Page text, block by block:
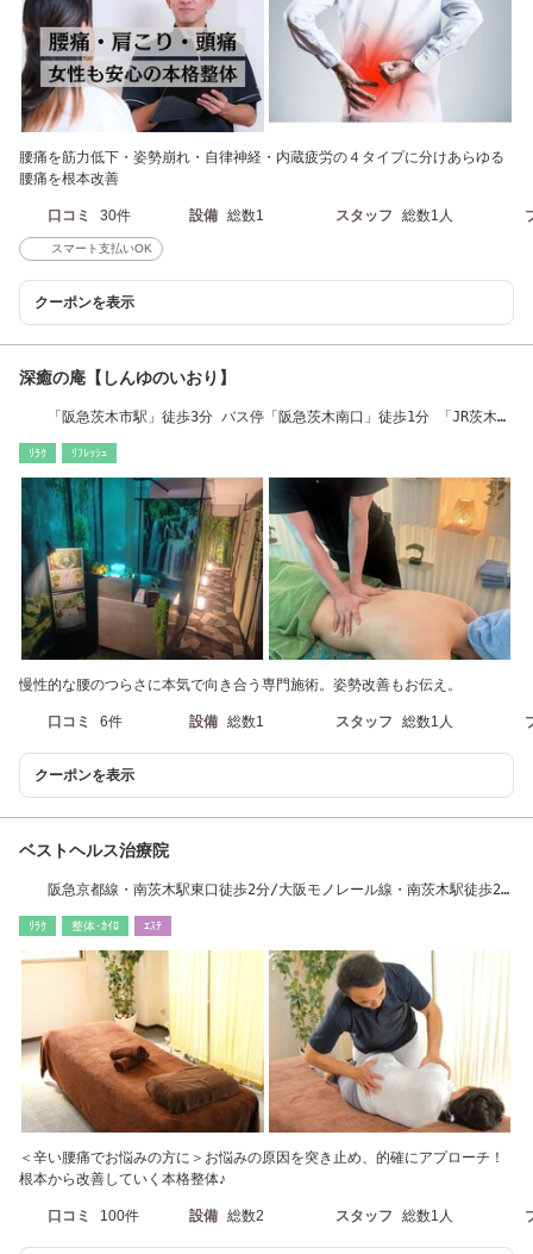
腰痛を筋力低下・姿勢崩れ・自律神経・内蔵疲労の４タイプに分けあらゆる
腰痛を根本改善
口コミ 30件 設備 総数1 スタッフ 総数1人
スマート支払いOK
クーポンを表示
深癒の庵【しんゆのいおり】
「阪急茨木市駅」徒歩3分 バス停「阪急茨木南口」徒歩1分 「JR茨木
ﾘﾗｸ ﾘﾌﾚｯｼｭ
慢性的な腰のつらさに本気で向き合う専門施術。姿勢改善もお伝え。
口コミ 6件 設備 総数1 スタッフ 総数1人
クーポンを表示
ベストヘルス治療院
阪急京都線・南茨木駅東口徒歩2分/大阪モノレール線・南茨木駅徒歩2
ﾘﾗｸ 整体･ｶｲﾛ ｴｽﾃ
＜辛い腰痛でお悩みの方に＞お悩みの原因を突き止め、的確にアプローチ！
根本から改善していく本格整体♪
口コミ 100件 設備 総数2 スタッフ 総数1人